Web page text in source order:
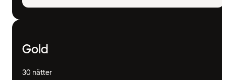
Gold
30 nätter